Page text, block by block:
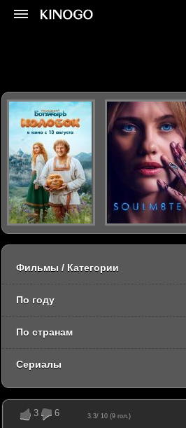
3 6 3.3/ 10 (9 гол.)
Фильмы / Категории
По году
По странам
Сериалы